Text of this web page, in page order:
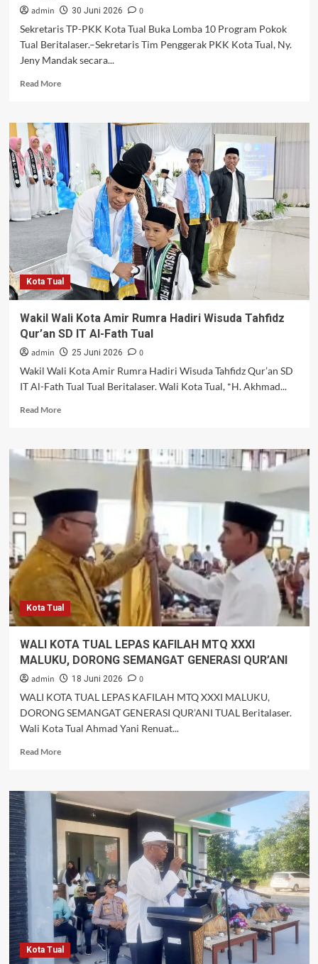
admin 30 Juni 2026
0
Sekretaris TP-PKK Kota Tual Buka Lomba 10 Program Pokok
Tual Beritalaser.–Sekretaris Tim Penggerak PKK Kota Tual, Ny.
Jeny Mandak secara...
Read MoreRead
Sekretaris
TP-
PKK
Kota
Tual
Buka
Lomba
10
Program
Pokok.
Mandak
:
Perempuan
Menjadi
&
Dinamisator
Utama
Kota Tual
Wakil Wali Kota Amir Rumra Hadiri Wisuda Tahfidz
Qur’an SD IT Al-Fath Tual
admin 25 Juni 2026
0
Wakil Wali Kota Amir Rumra Hadiri Wisuda Tahfidz Qur’an SD
IT Al-Fath Tual Tual Beritalaser. Wali Kota Tual, *H. Akhmad...
Read MoreRead
Wakil
Wali
Amir
Hadiri
Wisuda
Tahfidz
Qur’an
SD
Al-
Fath
Tual
Kota Tual
WALI KOTA TUAL LEPAS KAFILAH MTQ XXXI
MALUKU, DORONG SEMANGAT GENERASI QUR’ANI
admin 18 Juni 2026
0
WALI KOTA TUAL LEPAS KAFILAH MTQ XXXI MALUKU,
DORONG SEMANGAT GENERASI QUR’ANI TUAL Beritalaser.
Wali Kota Tual Ahmad Yani Renuat...
Read MoreRead
WALI
KOTA
TUAL
LEPAS
KAFILAH
MTQ
XXXI
MALUKU,
DORONG
SEMANGAT
GENERASI
QUR’ANI
Kota Tual